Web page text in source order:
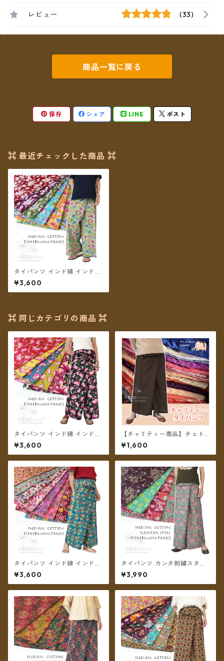
レビュー (33)
商品一覧に戻る
保存 シェア LINE ポスト
⌘ 最近チェックした商品 ⌘
タイパンツ インド綿 インド更
紗 no.12 フラワープリント 2
タイプ全6カラー ロング丈【メ
ール便送料無料】
¥3,600
⌘ 同じカテゴリの商品 ⌘
タイパンツ インド綿 インド更
紗 no.10 ロータスプリント 6
カラー ロング丈【メール便送
料無料】
¥3,600
【チャリティー商品】チェトc
han support チャリティータ
イパンツ レーヨンロング丈
¥1,600
タイパンツ インド綿 インド更
紗 no.9 花柄プリントいろいろ
4タイプ全8カラー ロング丈
【メール便送料無料】
¥3,600
タイパンツ カンタ刺繍スタイ
ル インド綿 インド更紗 no.1
フラワープリント 4タイプ ロ
ング丈【メール便送料無料】
¥3,990